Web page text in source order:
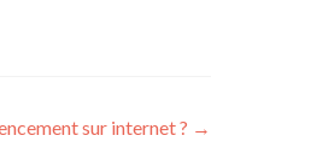
sur internet ? →